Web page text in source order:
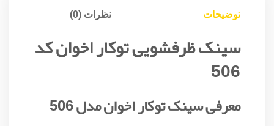
توضیحات نظرات (0)
سینک ظرفشویی توکار اخوان کد
506
معرفی سینک توکار اخوان مدل 506